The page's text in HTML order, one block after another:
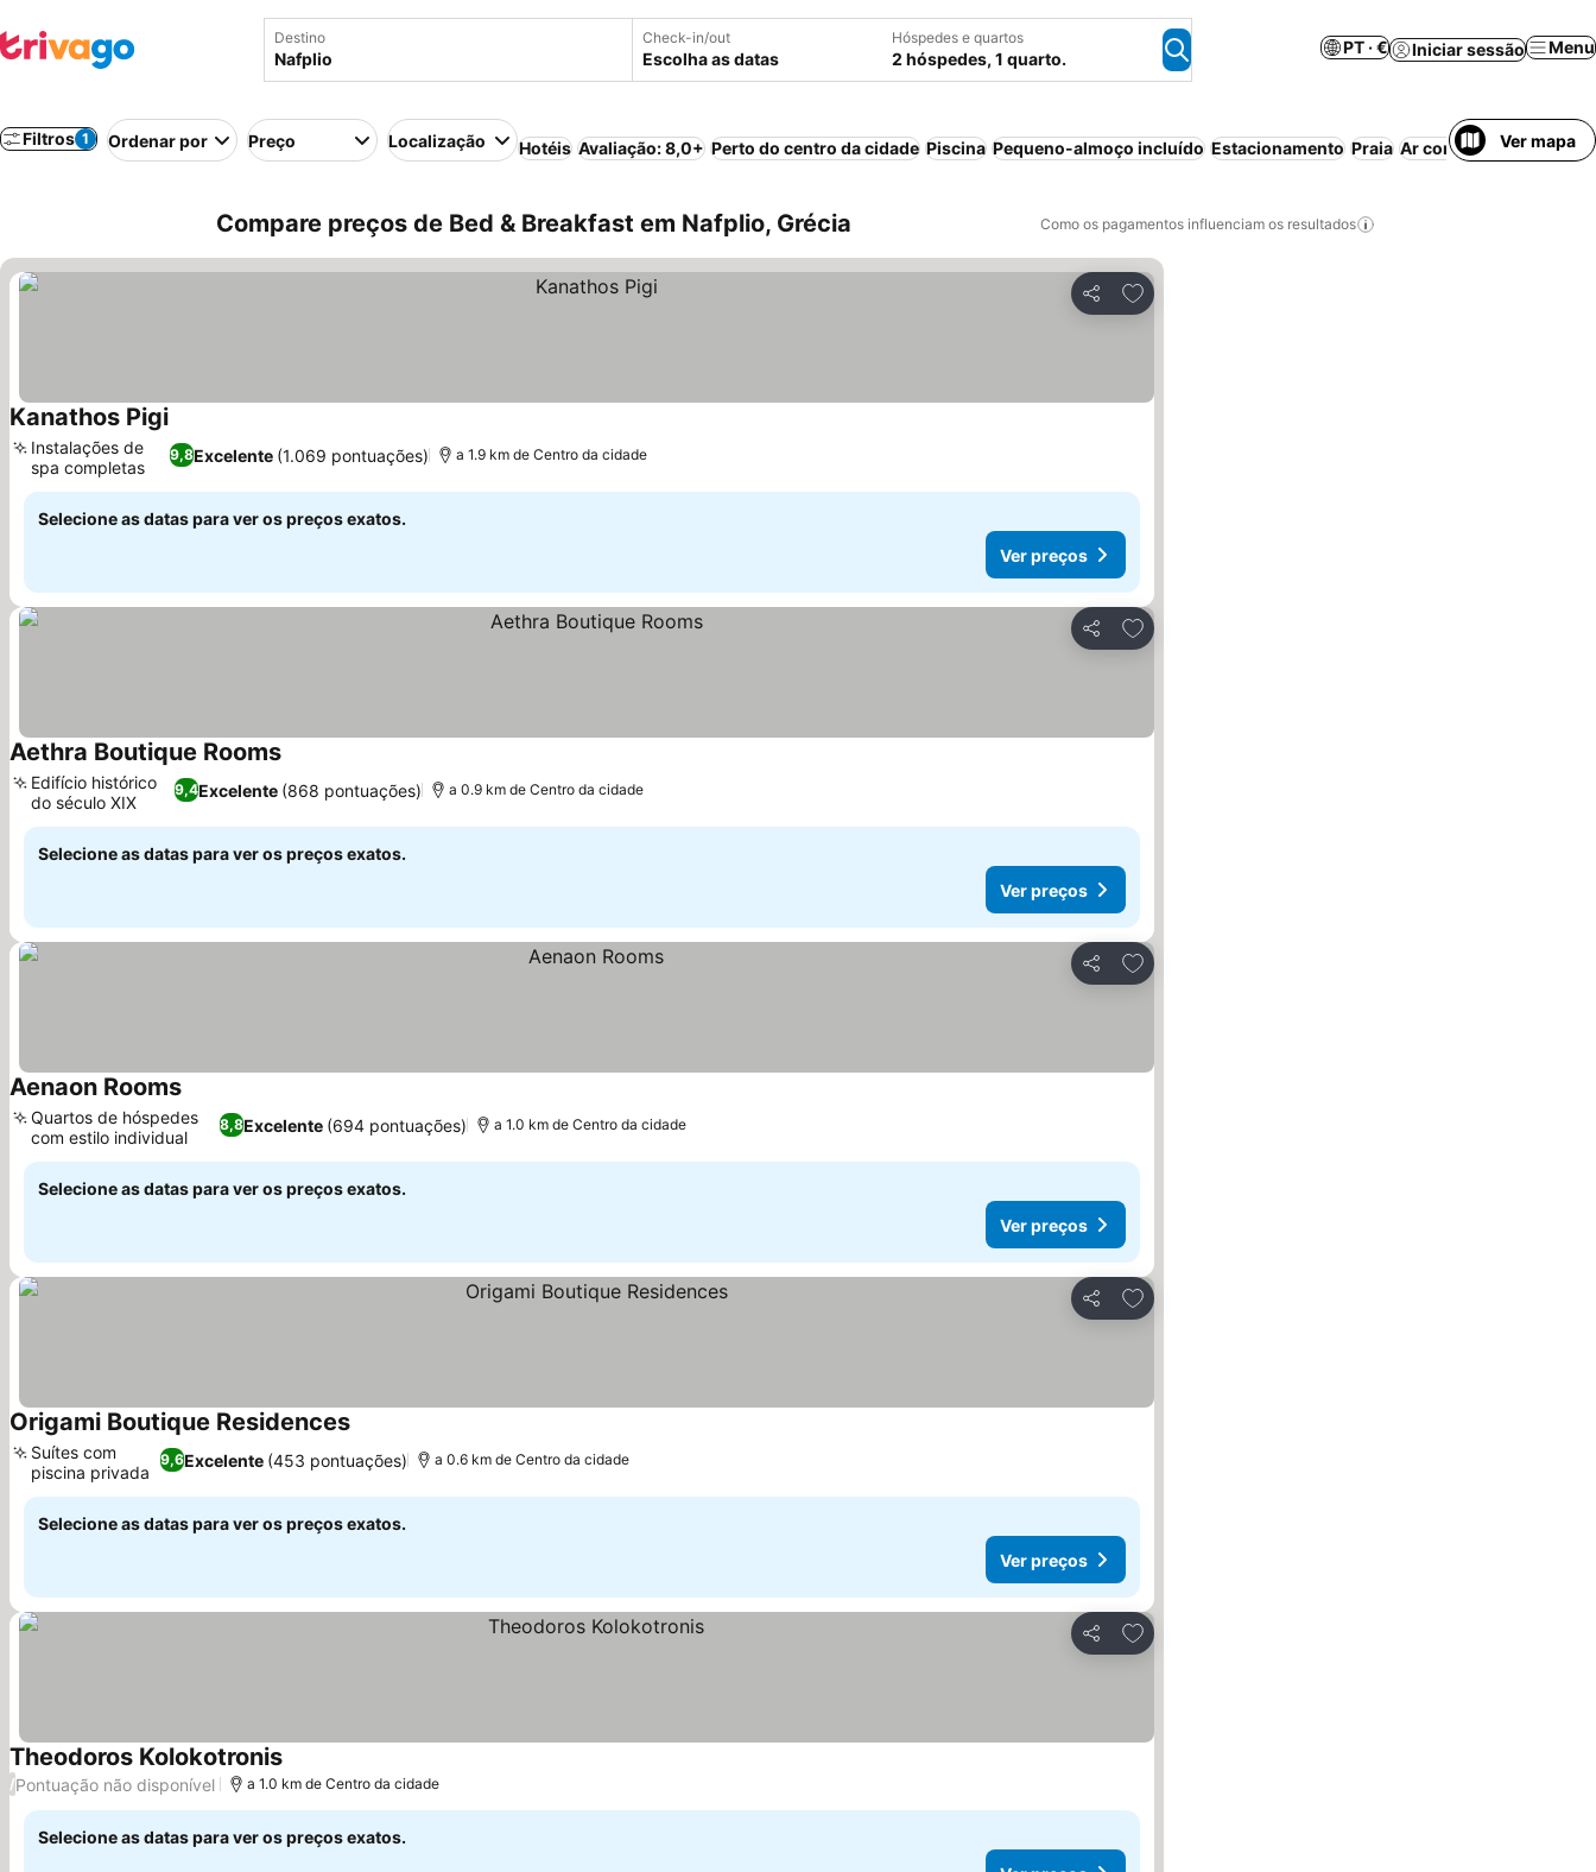
Destino Check-in/out
Escolha as datas
Hóspedes e quartos
2 hóspedes, 1 quarto.
PT · € Iniciar sessão Menu
Filtros 1 Ordenar por Preço Localização Hotéis Avaliação: 8,0+ Perto do centro da cidade Piscina Pequeno-almoço incluído Estacionamento Praia Ar condicionadoVer mapa
Compare preços de Bed & Breakfast em Nafplio, Grécia Como os pagamentos influenciam os resultados
Partilhar
Adicionar aos favoritos
Kanathos Pigi
9,8Excelente (1.069 pontuações)
Instalações de
spa completas
a 1.9 km de Centro da cidade
Selecione as datas para ver os preços exatos.
Ver preços
Partilhar
Adicionar aos favoritos
Aethra Boutique Rooms
9,4Excelente (868 pontuações)
Edifício histórico
do século XIX
a 0.9 km de Centro da cidade
Selecione as datas para ver os preços exatos.
Ver preços
Partilhar
Adicionar aos favoritos
Aenaon Rooms
8,8Excelente (694 pontuações)
Quartos de hóspedes
com estilo individual
a 1.0 km de Centro da cidade
Selecione as datas para ver os preços exatos.
Ver preços
Partilhar
Adicionar aos favoritos
Origami Boutique Residences
9,6Excelente (453 pontuações)
Suítes com
piscina privada
a 0.6 km de Centro da cidade
Selecione as datas para ver os preços exatos.
Ver preços
Partilhar
Adicionar aos favoritos
Theodoros Kolokotronis
/Pontuação não disponível a 1.0 km de Centro da cidade
Selecione as datas para ver os preços exatos.